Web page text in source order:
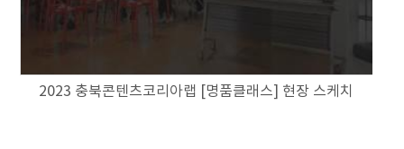
2023 충북콘텐츠코리아랩 [명품클래스] 현장 스케치